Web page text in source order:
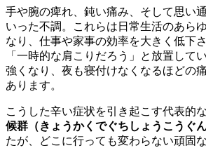
手や腕の痺れ、鈍い痛み、そして思い
いった不調。これらは日常生活のあら
なり、仕事や家事の効率を大きく低下
「一時的な肩こりだろう」と放置して
強くなり、夜も寝付けなくなるほどの
あります。
こうした辛い症状を引き起こす代表的
候群（きょうかくでぐちしょうこうぐん
たが、どこに行っても変わらない頑固